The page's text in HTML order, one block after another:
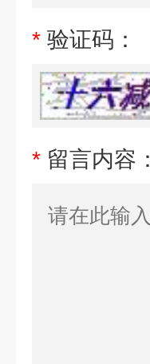
* 验证码：
* 留言内容：